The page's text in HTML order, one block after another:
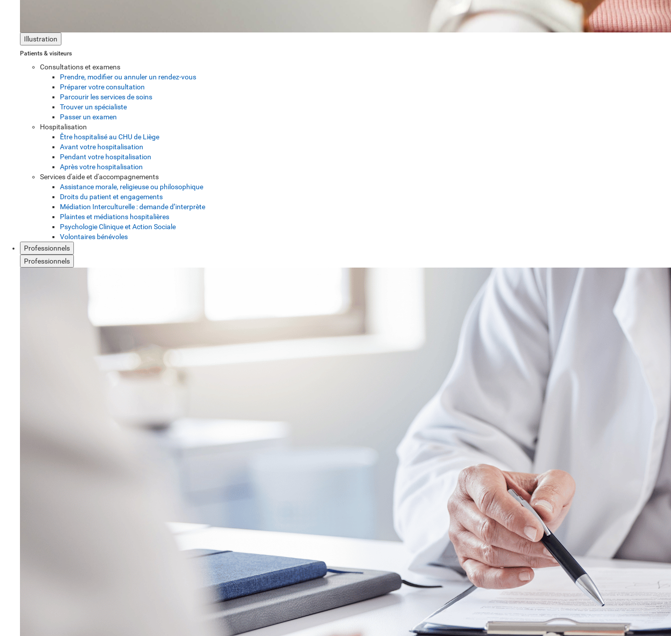
Illustration
Patients & visiteurs
Consultations et examens
Prendre, modifier ou annuler un rendez-vous
Préparer votre consultation
Parcourir les services de soins
Trouver un spécialiste
Passer un examen
Hospitalisation
Être hospitalisé au CHU de Liège
Avant votre hospitalisation
Pendant votre hospitalisation
Après votre hospitalisation
Services d'aide et d'accompagnements
Assistance morale, religieuse ou philosophique
Droits du patient et engagements
Médiation Interculturelle : demande d’interprète
Plaintes et médiations hospitalières
Psychologie Clinique et Action Sociale
Volontaires bénévoles
Professionnels
Professionnels